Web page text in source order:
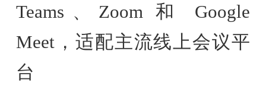
Teams、Zoom 和 Google
Meet，适配主流线上会议平
台